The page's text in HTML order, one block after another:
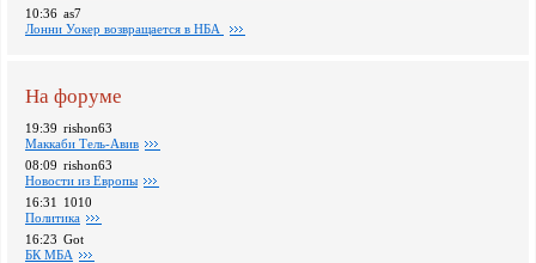
10:36 as7
Лонни Уокер возвращается в НБА
На форуме
19:39 rishon63
Маккаби Тель-Авив
08:09 rishon63
Новости из Европы
16:31
1010
Политика
16:23 Got
БК МБА